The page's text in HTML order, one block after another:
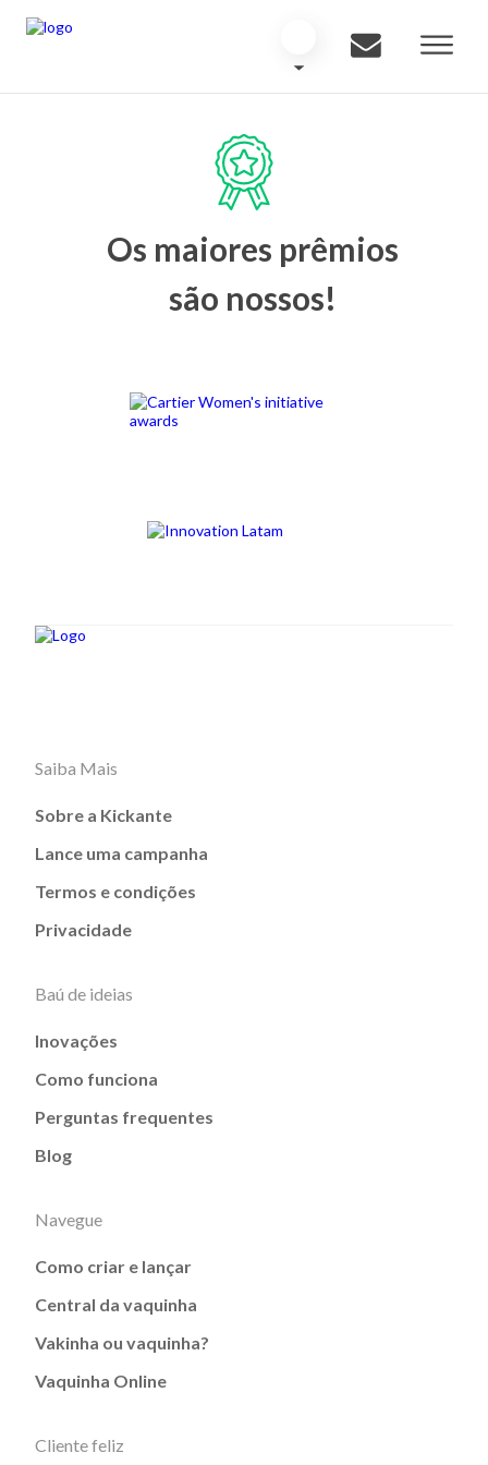
Os maiores prêmios
são nossos!
Saiba Mais
Sobre a Kickante
Lance uma campanha
Termos e condições
Privacidade
Baú de ideias
Inovações
Como funciona
Perguntas frequentes
Blog
Navegue
Como criar e lançar
Central da vaquinha
Vakinha ou vaquinha?
Vaquinha Online
Cliente feliz